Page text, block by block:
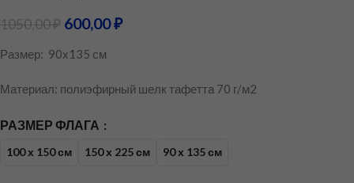
1050,00₽ 600,00₽
Размер: 90х135 см
Материал: полиэфирный шелк тафетта 70 г/м2
РАЗМЕР ФЛАГА
100 х 150 см 150 х 225 см 90 х 135 см